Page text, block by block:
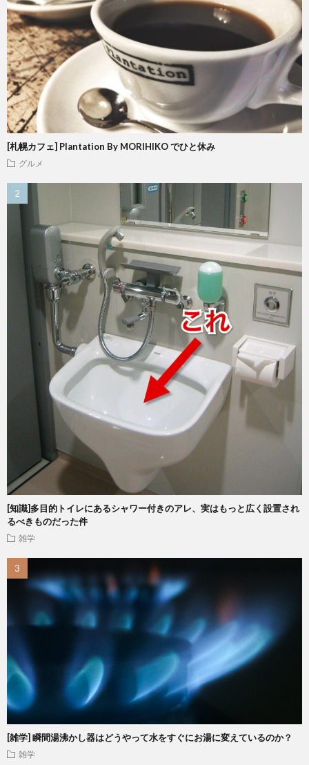
[札幌カフェ] Plantation By MORIHIKO でひと休み
グルメ
[知識]多目的トイレにあるシャワー付きのアレ、実はもっと広く設置され
るべきものだった件
雑学
[雑学] 瞬間湯沸かし器はどうやって水をすぐにお湯に変えているのか？
雑学